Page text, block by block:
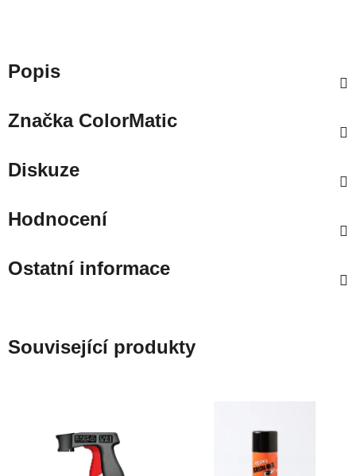
Popis
ZnačkaColorMatic
Diskuze
Hodnocení
Ostatní informace
Související produkty